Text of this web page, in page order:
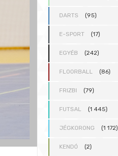
DARTS (95)
E-SPORT (17)
EGYÉB (242)
FLOORBALL (86)
FRIZBI (79)
FUTSAL (1 445)
JÉGKORONG (1 172)
KENDÓ (2)